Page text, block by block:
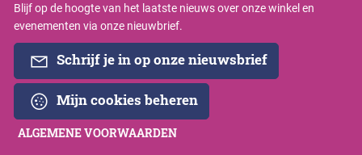
Blijf op de hoogte van het laatste nieuws over onze winkel en
evenementen via onze nieuwbrief.
Schrijf je in op onze nieuwsbrief
Mijn cookies beheren
ALGEMENE VOORWAARDEN